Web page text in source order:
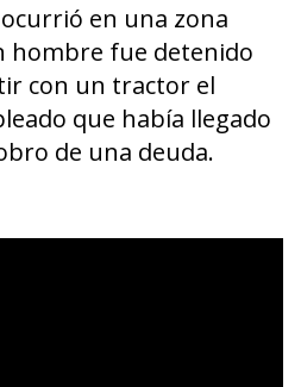
en una zona
hombre fue detenido
con un tractor el
que había llegado
de una deuda.